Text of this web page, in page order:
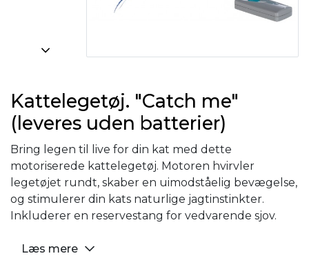
Kattelegetøj. "Catch me"
(leveres uden batterier)
Bring legen til live for din kat med dette
motoriserede kattelegetøj. Motoren hvirvler
legetøjet rundt, skaber en uimodståelig bevægelse,
og stimulerer din kats naturlige jagtinstinkter.
Inkluderer en reservestang for vedvarende sjov.
Læs mere